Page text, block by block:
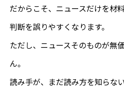
だからこそ、ニュースだけを材
判断を誤りやすくなります。
ただし、ニュースそのものが無
ん。
読み手が、まだ読み方を知らない